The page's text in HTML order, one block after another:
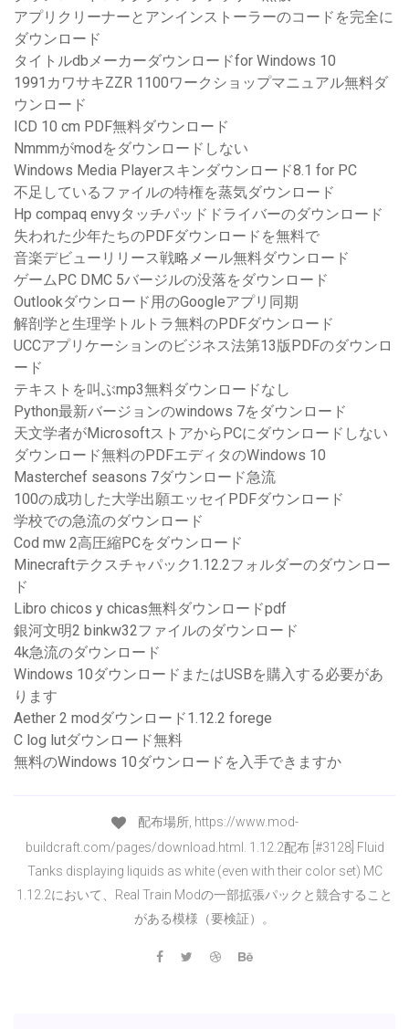
アプリクリーナーとアンインストーラーのコードを完全に
ダウンロード
タイトルdbメーカーダウンロードfor Windows 10
1991カワサキZZR 1100ワークショップマニュアル無料ダ
ウンロード
ICD 10 cm PDF無料ダウンロード
Nmmmがmodをダウンロードしない
Windows Media Playerスキンダウンロード8.1 for PC
不足しているファイルの特権を蒸気ダウンロード
Hp compaq envyタッチパッドドライバーのダウンロード
失われた少年たちのPDFダウンロードを無料で
音楽デビューリリース戦略メール無料ダウンロード
ゲームPC DMC 5バージルの没落をダウンロード
Outlookダウンロード用のGoogleアプリ同期
解剖学と生理学トルトラ無料のPDFダウンロード
UCCアプリケーションのビジネス法第13版PDFのダウンロ
ード
テキストを叫ぶmp3無料ダウンロードなし
Python最新バージョンのwindows 7をダウンロード
天文学者がMicrosoftストアからPCにダウンロードしない
ダウンロード無料のPDFエディタのWindows 10
Masterchef seasons 7ダウンロード急流
100の成功した大学出願エッセイPDFダウンロード
学校での急流のダウンロード
Cod mw 2高圧縮PCをダウンロード
Minecraftテクスチャパック1.12.2フォルダーのダウンロー
ド
Libro chicos y chicas無料ダウンロードpdf
銀河文明2 binkw32ファイルのダウンロード
4k急流のダウンロード
Windows 10ダウンロードまたはUSBを購入する必要があ
ります
Aether 2 modダウンロード1.12.2 forege
C log lutダウンロード無料
無料のWindows 10ダウンロードを入手できますか
配布場所, https://www.mod-
buildcraft.com/pages/download.html. 1.12.2配布 [#3128] Fluid
Tanks displaying liquids as white (even with their color set) MC
1.12.2において、Real Train Modの一部拡張パックと競合すること
がある模様（要検証）。